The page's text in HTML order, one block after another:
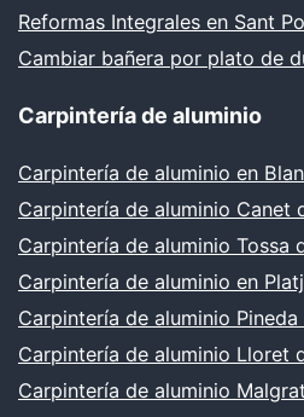
Reformas Integrales en Sant
Cambiar bañera por plato de
Carpintería de aluminio
Carpintería de aluminio en
Carpintería de aluminio Canet
Carpintería de aluminio Tossa
Carpintería de aluminio en
Carpintería de aluminio
Carpintería de aluminio Lloret
Carpintería de aluminio